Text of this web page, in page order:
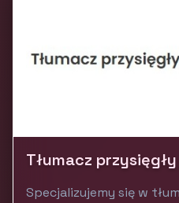
Tłumacz
Specjalizujemy się w